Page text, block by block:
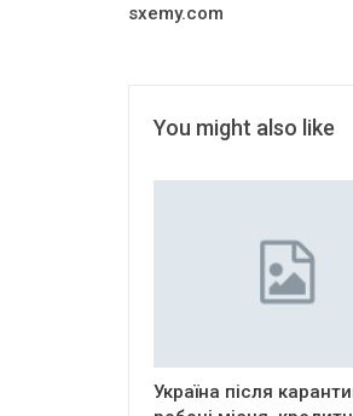
sxemy.com
You might also like
Україна після